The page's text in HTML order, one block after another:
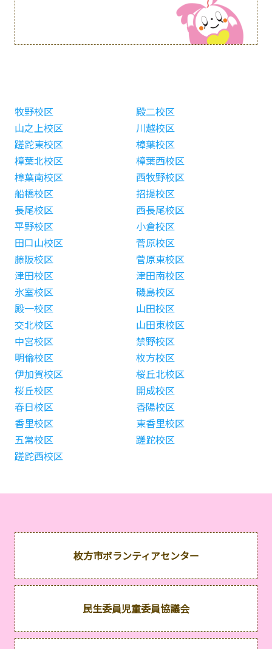
牧野校区
殿二校区
山之上校区
川越校区
蹉跎東校区
樟葉校区
樟葉北校区
樟葉西校区
樟葉南校区
西牧野校区
船橋校区
招提校区
長尾校区
西長尾校区
平野校区
小倉校区
田口山校区
菅原校区
藤阪校区
菅原東校区
津田校区
津田南校区
氷室校区
磯島校区
殿一校区
山田校区
交北校区
山田東校区
中宮校区
禁野校区
明倫校区
枚方校区
伊加賀校区
桜丘北校区
桜丘校区
開成校区
春日校区
香陽校区
香里校区
東香里校区
五常校区
蹉跎校区
蹉跎西校区
枚方市ボランティアセンター
民生委員児童委員協議会